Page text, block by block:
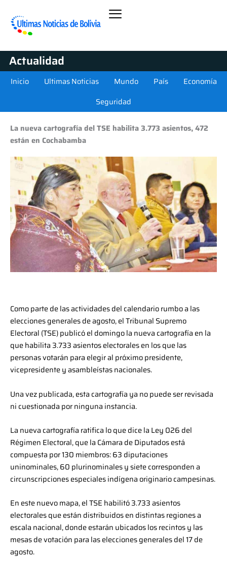
Actualidad
Inicio Ultimas Noticias Mundo País
Economía
Seguridad
La nueva cartografía del TSE habilita 3.773 asientos, 472
están en Cochabamba
Como parte de las actividades del calendario rumbo a las
elecciones generales de agosto, el Tribunal Supremo
Electoral (TSE) publicó el domingo la nueva cartografía en la
que habilita 3.733 asientos electorales en los que las
personas votarán para elegir al próximo presidente,
vicepresidente y asambleístas nacionales.
Una vez publicada, esta cartografía ya no puede ser revisada
ni cuestionada por ninguna instancia.
La nueva cartografía ratifica lo que dice la Ley 026 del
Régimen Electoral, que la Cámara de Diputados está
compuesta por 130 miembros: 63 diputaciones
uninominales, 60 plurinominales y siete corresponden a
circunscripciones especiales indígena originario campesinas.
En este nuevo mapa, el TSE habilitó 3.733 asientos
electorales que están distribuidos en distintas regiones a
escala nacional, donde estarán ubicados los recintos y las
mesas de votación para las elecciones generales del 17 de
agosto.